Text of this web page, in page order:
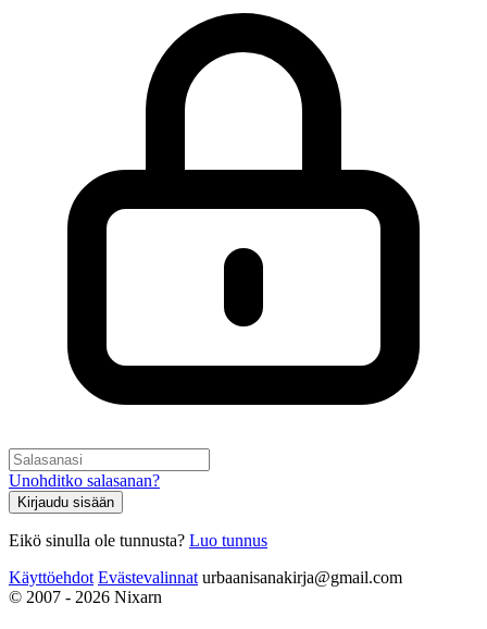
Unohditko salasanan?
Kirjaudu sisään
Eikö sinulla ole tunnusta? Luo tunnus
Käyttöehdot Evästevalinnat urbaanisanakirja@gmail.com
© 2007 - 2026 Nixarn